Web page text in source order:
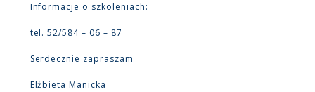
Informacje o szkoleniach:
tel. 52/584 – 06 – 87
Serdecznie zapraszam
Elżbieta Manicka